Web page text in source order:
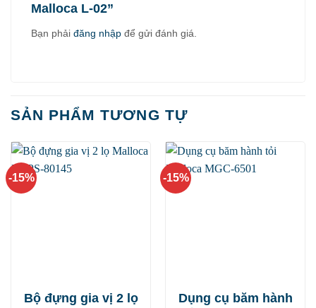
Malloca L-02”
Bạn phải đăng nhập để gửi đánh giá.
SẢN PHẨM TƯƠNG TỰ
-15%
Bộ đựng gia vị 2 lọ
-15%
Dụng cụ băm hành